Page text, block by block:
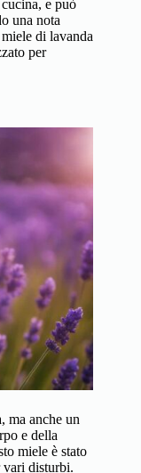
e può
una nota
di lavanda
per
ma anche un
e della
miele è stato
vari disturbi.